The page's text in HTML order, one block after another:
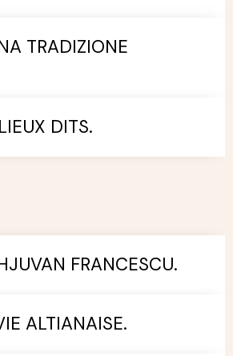
TRADIZIONE
DITS.
FRANCESCU.
ALTIANAISE.